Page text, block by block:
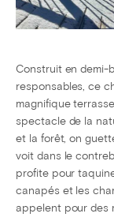
Construit en demi-
responsables, ce
magnifique
spectacle de la
et la forêt, on
voit dans le
profite pour
canapés et les
appelent pour des